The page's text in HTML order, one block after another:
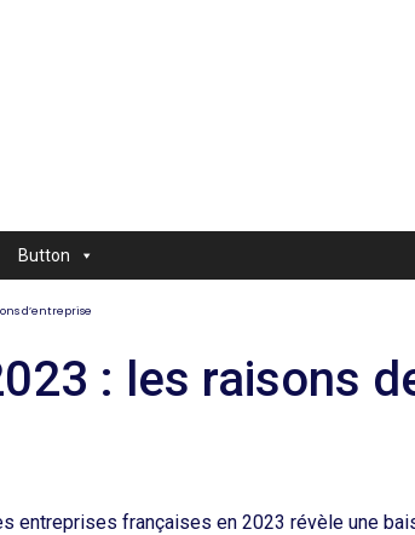
Button
d’entreprise
: les raisons
entreprises françaises en 2023 révèle une